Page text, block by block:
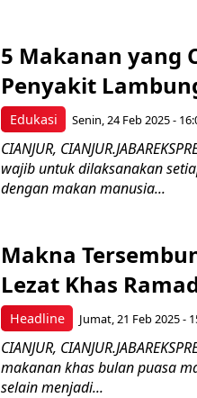
Edukasi
5 Makanan yang
Penyakit
Senin, 24 Feb 2025 -
CIANJUR,
wajib untuk dilaksanakan
dengan makan manusia...
Headline
Makna
Lezat Khas
Jumat, 21 Feb 2025 -
CIANJUR,
makanan khas bulan puasa
selain menjadi...